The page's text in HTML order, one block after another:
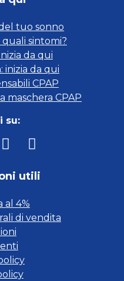
tuo sonno
sintomi?
da qui
inizia da qui
CPAP
maschera CPAP
su:
utili
al 4%
di vendita